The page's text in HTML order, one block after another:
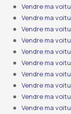
Vendre ma
Vendre ma
Vendre ma
Vendre ma
Vendre ma
Vendre ma
Vendre ma
Vendre ma
Vendre ma
Vendre ma